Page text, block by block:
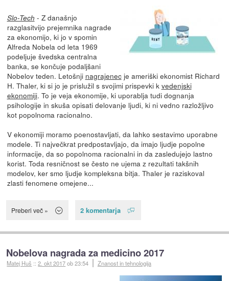
Slo-Tech - Z današnjo
razglasitvijo prejemnika nagrade
za ekonomijo, ki jo v spomin
Alfreda Nobela od leta 1969
podeljuje švedska centralna
banka, se končuje podaljšani
Nobelov teden. Letošnji nagrajenecje ameriški ekonomist Richard
H. Thaler, ki si jo je prislužil s svojimi prispevki k vedenjski
ekonomiji. To je veja ekonomije, ki uporablja tudi dognanja
psihologije in skuša opisati delovanje ljudi, ki ni vedno razložljivo
kot popolnoma racionalno.
V ekonomiji moramo poenostavljati, da lahko sestavimo uporabne
modele. Ti največkrat predpostavljajo, da imajo ljudje popolne
informacije, da so popolnoma racionalni in da zasledujejo lastno
korist. Toda resničnost se često ne ujema z rezultati takšnih
modelov, ker smo ljudje kompleksna bitja. Thaler je raziskoval
zlasti fenomene omejene...
Preberi več » 2 komentarja
Nobelova nagrada za medicino 2017
Matej Huš ::2. okt 2017ob 23:54 Znanost in tehnologija